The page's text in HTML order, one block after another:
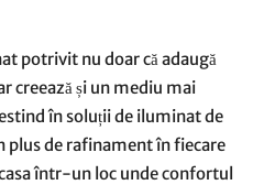
potrivit nu doar că adaugă
creează și un mediu mai
în soluții de iluminat de
plus de rafinament în fiecare
într-un loc unde confortul